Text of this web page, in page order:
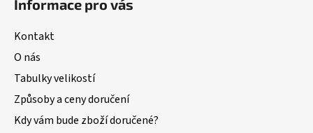
Informace pro vás
Kontakt
O nás
Tabulky velikostí
Způsoby a ceny doručení
Kdy vám bude zboží doručené?